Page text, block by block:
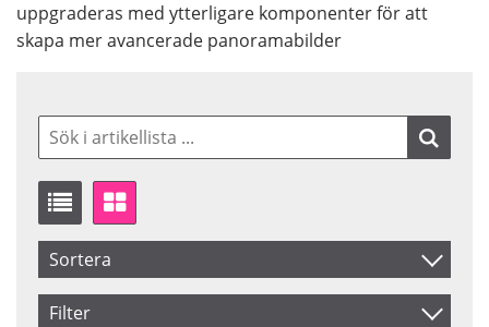
uppgraderas med ytterligare komponenter för att
skapa mer avancerade panoramabilder
Sortera
Artikelkod
Filter